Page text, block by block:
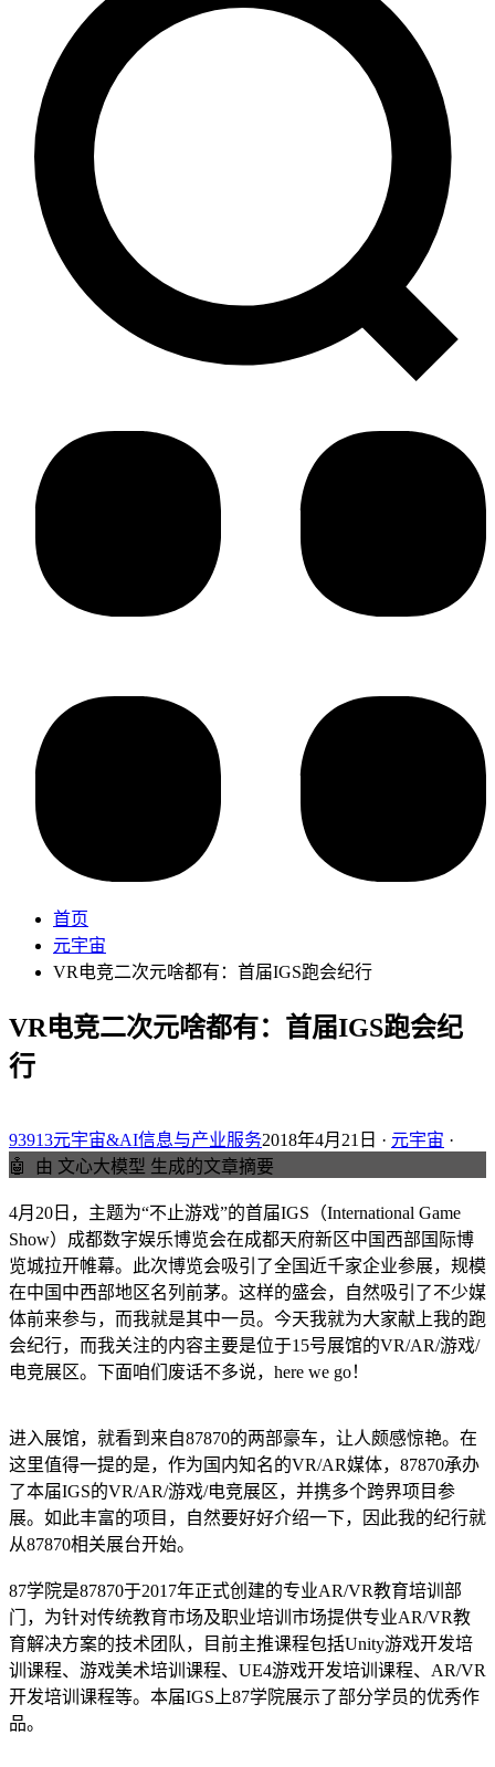
首页
元宇宙
VR电竞二次元啥都有：首届IGS跑会纪行
VR电竞二次元啥都有：首届IGS跑会纪
行
93913元宇宙&AI信息与产业服务2018年4月21日 · 元宇宙 ·
🤖
由 文心大模型 生成的文章摘要
4月20日，主题为“不止游戏”的首届IGS（International Game
Show）成都数字娱乐博览会在成都天府新区中国西部国际博
览城拉开帷幕。此次博览会吸引了全国近千家企业参展，规模
在中国中西部地区名列前茅。这样的盛会，自然吸引了不少媒
体前来参与，而我就是其中一员。今天我就为大家献上我的跑
会纪行，而我关注的内容主要是位于15号展馆的VR/AR/游戏/
电竞展区。下面咱们废话不多说，here we go！
进入展馆，就看到来自87870的两部豪车，让人颇感惊艳。在
这里值得一提的是，作为国内知名的VR/AR媒体，87870承办
了本届IGS的VR/AR/游戏/电竞展区，并携多个跨界项目参
展。如此丰富的项目，自然要好好介绍一下，因此我的纪行就
从87870相关展台开始。
87学院是87870于2017年正式创建的专业AR/VR教育培训部
门，为针对传统教育市场及职业培训市场提供专业AR/VR教
育解决方案的技术团队，目前主推课程包括Unity游戏开发培
训课程、游戏美术培训课程、UE4游戏开发培训课程、AR/VR
开发培训课程等。本届IGS上87学院展示了部分学员的优秀作
品。